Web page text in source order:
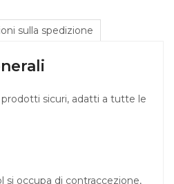
sulla spedizione
sicuri, adatti a tutte le
si occupa di contraccezione,